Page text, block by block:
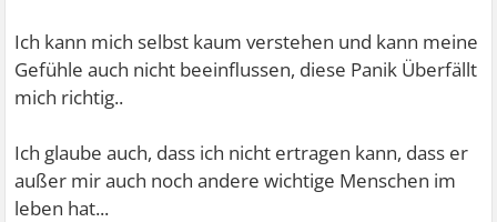
Ich kann mich selbst kaum verstehen und kann meine
Gefühle auch nicht beeinflussen, diese Panik Überfällt
mich richtig..
Ich glaube auch, dass ich nicht ertragen kann, dass er
außer mir auch noch andere wichtige Menschen im
leben hat...